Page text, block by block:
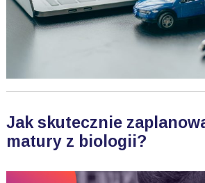
Jak skutecznie
matury z biologii?